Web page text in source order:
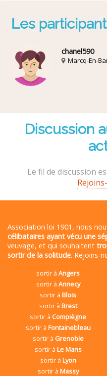
Les
chanel590
Marcq-En-
Discussion
Le fil de discussion
Association loi 1901, nous
célibataires ayant vécu une
veuvage, et qui souhaitent
sortir de la solitude. Rejoins-
sortir àAngers
sortir à Annecy
sortir àBlois
sortir à Brest
sortir à Compiègne
sortir à Fontainebleau
sortir à Grenoble
sortir à Le Mans
sortir à Lyon
sortir à Massy